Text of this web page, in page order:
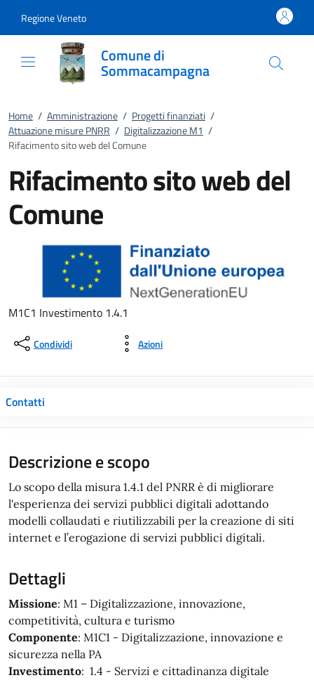
Regione Veneto
Comune di
Sommacampagna
Home / Amministrazione / Progetti finanziati /
Attuazione misure PNRR / Digitalizzazione M1 /
Rifacimento sito web del Comune
Rifacimento sito web del
Comune
M1C1 Investimento 1.4.1
Condividi Azioni
Contatti
Descrizione e scopo
Lo scopo della misura 1.4.1 del PNRR è di migliorare
l'esperienza dei servizi pubblici digitali adottando
modelli collaudati e riutilizzabili per la creazione di siti
internet e l’erogazione di servizi pubblici digitali.
Dettagli
Missione: M1 – Digitalizzazione, innovazione,
competitività, cultura e turismo
Componente: M1C1 - Digitalizzazione, innovazione e
sicurezza nella PA
Investimento: 1.4 - Servizi e cittadinanza digitale